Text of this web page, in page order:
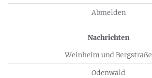
Abmelden
Nachrichten
Weinheim und Bergstraße
Odenwald